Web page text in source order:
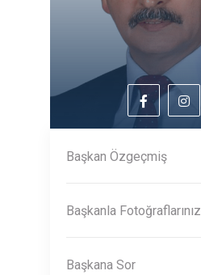
Başkan Özgeçmiş
Başkanla Fotoğraflarınız
Başkana Sor